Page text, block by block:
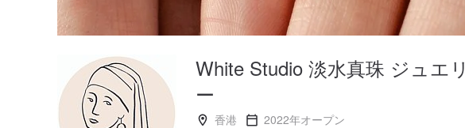
White Studio 淡水真珠 ジュエリ
ー
香港
2022年オープン